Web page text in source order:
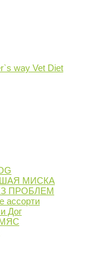
way Vet Diet
МИСКА
ПРОБЛЕМ
ассорти
Дог